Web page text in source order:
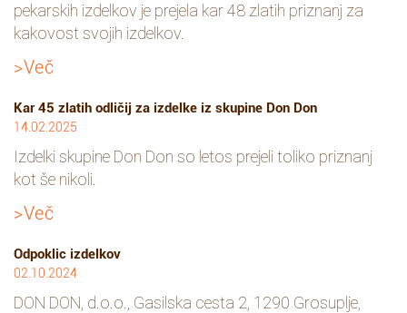
pekarskih izdelkov je prejela kar 48 zlatih priznanj za
kakovost svojih izdelkov.
>Več
Kar 45 zlatih odličij za izdelke iz skupine Don Don
14.02.2025
Izdelki skupine Don Don so letos prejeli toliko priznanj
kot še nikoli.
>Več
Odpoklic izdelkov
02.10.2024
DON DON, d.o.o., Gasilska cesta 2, 1290 Grosuplje,